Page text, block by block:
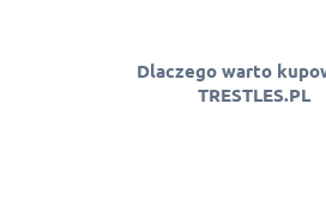
Dlaczego warto
TRESTLES.PL